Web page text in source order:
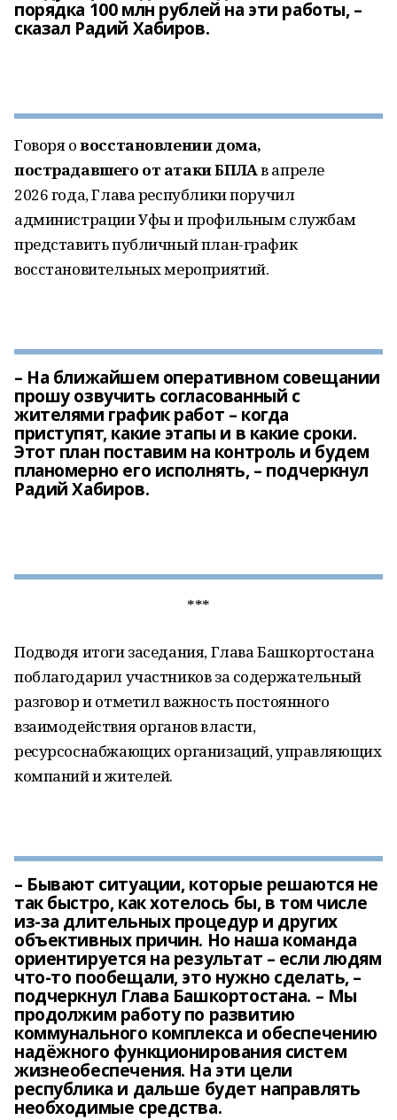
порядка 100 млн рублей на эти работы, –
сказал Радий Хабиров.
Говоря овосстановлении дома,
пострадавшего от атаки БПЛАв апреле
2026 года, Глава республики поручил
администрации Уфы и профильным службам
представить публичный план-график
восстановительных мероприятий.
– На ближайшем оперативном совещании
прошу озвучить согласованный с
жителями график работ – когда
приступят, какие этапы и в какие сроки.
Этот план поставим на контроль и будем
планомерно его исполнять, – подчеркнул
Радий Хабиров.
***
Подводя итоги заседания, Глава Башкортостана
поблагодарил участников за содержательный
разговор и отметил важность постоянного
взаимодействия органов власти,
ресурсоснабжающих организаций, управляющих
компаний и жителей.
– Бывают ситуации, которые решаются не
так быстро, как хотелось бы, в том числе
из-за длительных процедур и других
объективных причин. Но наша команда
ориентируется на результат – если людям
что-то пообещали, это нужно сделать, –
подчеркнул Глава Башкортостана. – Мы
продолжим работу по развитию
коммунального комплекса и обеспечению
надёжного функционирования систем
жизнеобеспечения. На эти цели
республика и дальше будет направлять
необходимые средства.